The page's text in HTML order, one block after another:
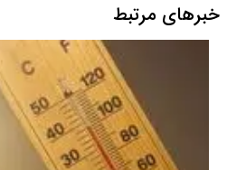
خبرهای مرتبط